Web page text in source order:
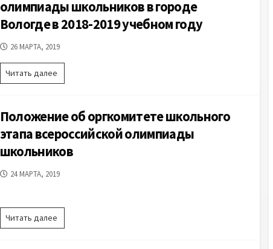
школьников
городе
Вологде
2018-
2019
олимпиады школьников в городе
Вологде в 2018-2019 учебном году
ДАТА
26 МАРТА, 2019
Читать далееПлан-
график
проведения
муниципального
этапа
всероссийской
школьников
Вологде
в
Положение об оргкомитете школьного
этапа всероссийской олимпиады
школьников
ДАТА
24 МАРТА, 2019
Читать далееПоложение
об